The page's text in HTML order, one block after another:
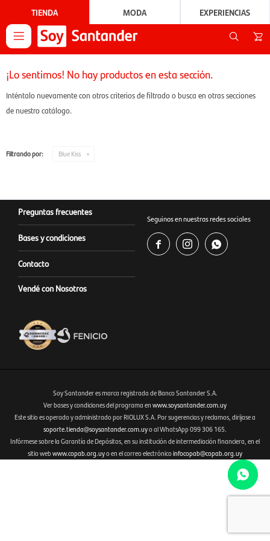
TIENDA MODA EXPERIENCIAS

¡Lo sentimos! No hay productos en esta sección.
Inténtalo nuevamente con otros criterios de filtrado o busca en otras secciones
de nuestro catálogo.
Filtrando por: Blue Kiss
Preguntas frecuentes
Bases y condiciones
Contacto
Vendé con Nosotros
Seguinos en nuestras redes sociales
  
Fenicio eCommerce Uruguay
Soy Santander es marca registrada de Banco Santander S.A.
Ver bases y condiciones del programa en www.soysantander.com.uy
Este sitio es operado y administrado por RIOLUX S.A. Por sugerencias y reclamos, diríjase a
soporte.tienda@soysantander.com.uyo al WhatsApp 099 306 165.
Infórmese sobre la Garantía de Depósitos, en su institución de intermediación financiera, en el
sitio webwww.copab.org.uyo en el correo electrónicoinfocopab@copab.org.uy